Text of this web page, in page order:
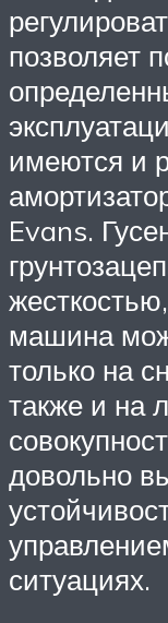
позволяет
имеются и
Evans.
машина
только на
также и на
довольно
ситуациях.